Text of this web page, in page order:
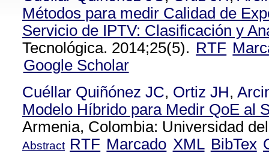
Métodos para medir Calidad de
Servicio de IPTV: Clasificación y
Tecnológica. 2014;25(5). RTF
Google Scholar
Cuéllar Quiñónez JC, Ortiz JH,
Modelo Híbrido para Medir QoE al
Armenia, Colombia: Universidad
Abstract RTF Marcado XML BibTex